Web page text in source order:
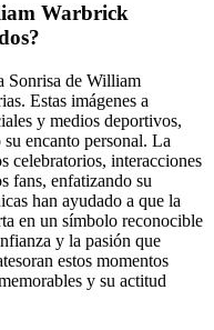
Warbrick
Sonrisa de William
Estas imágenes a
y medios deportivos,
encanto personal. La
celebratorios, interacciones
fans, enfatizando su
han ayudado a que la
en un símbolo reconocible
y la pasión que
estos momentos
y su actitud